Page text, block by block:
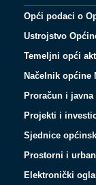
Opći podaci o
Ustrojstvo
Temeljni opći
Načelnik općine
Proračun i javna
Projekti i
Sjednice
Prostorni i
Elektronički